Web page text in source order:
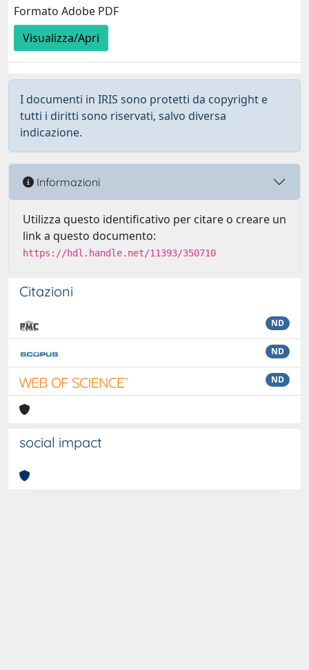
Formato Adobe PDF
Visualizza/Apri
I documenti in IRIS sono protetti da copyright e
tutti i diritti sono riservati, salvo diversa
indicazione.
Informazioni
Utilizza questo identificativo per citare o creare un
link a questo documento:
https://hdl.handle.net/11393/350710
Citazioni
ND
ND
ND
social impact